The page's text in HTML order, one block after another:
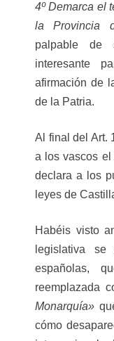
4º Demarca el
la Provincia
palpable de
interesante
afirmación de
de la Patria.
Al final del Art.
a los vascos el
declara a los
leyes de
Habéis visto
legislativa
españolas,
reemplazada
Monarquía»
cómo